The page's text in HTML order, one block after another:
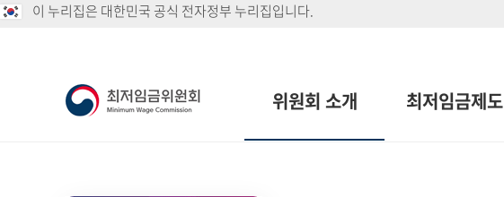
이 누리집은 대한민국 공식 전자정부 누리집입니다.
위원회 소개 최저임금제도